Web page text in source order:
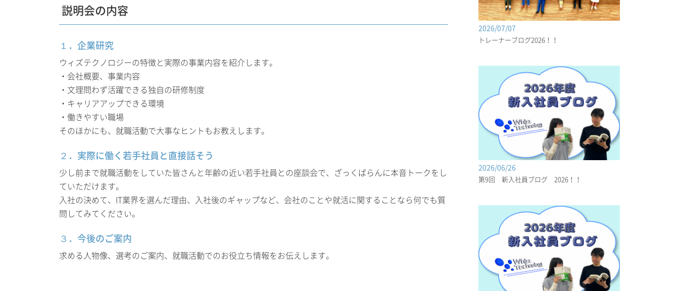
説明会の内容
１．企業研究
ウィズテクノロジーの特徴と実際の事業内容を紹介します。
・会社概要、事業内容
・文理問わず活躍できる独自の研修制度
・キャリアアップできる環境
・働きやすい職場
そのほかにも、就職活動で大事なヒントもお教えします。
２．実際に働く若手社員と直接話そう
少し前まで就職活動をしていた皆さんと年齢の近い若手社員との座談会で、ざっくばらんに本音トークをし
ていただけます。
入社の決めて、IT業界を選んだ理由、入社後のギャップなど、会社のことや就活に関することなら何でも質
問してみてください。
３．今後のご案内
求める人物像、選考のご案内、就職活動でのお役立ち情報をお伝えします。
2026/07/07
トレーナーブログ2026！！
2026/06/26
第9回 新入社員ブログ 2026！！